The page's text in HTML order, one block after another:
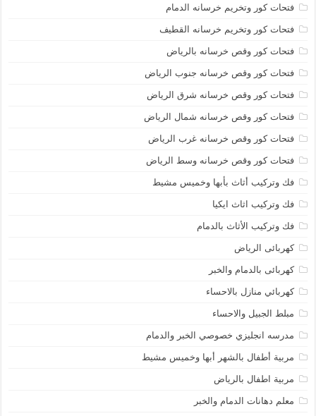
فتحات كور وتخريم خرسانه الدمام
فتحات كور وتخريم خرسانه القطيف
فتحات كور وقص خرسانه بالرياض
فتحات كور وقص خرسانه جنوب الرياض
فتحات كور وقص خرسانه شرق الرياض
فتحات كور وقص خرسانه شمال الرياض
فتحات كور وقص خرسانه غرب الرياض
فتحات كور وقص خرسانه وسط الرياض
فك وتركيب أثاث بأبها وخميس مشيط
فك وتركيب اثاث ايكيا
فك وتركيب الأثاث بالدمام
كهربائى الرياض
كهربائى بالدمام والخبر
كهربائي منازل بالاحساء
مبلط الجبيل والاحساء
مدرسه انجليزي خصوصي الخبر والدمام
مربية أطفال بالشهر أبها وخميس مشيط
مربية اطفال بالرياض
معلم دهانات الدمام والخبر